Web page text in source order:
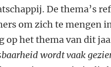
De thema’s
om zich te mengen
op het thema van dit
wordt vaak